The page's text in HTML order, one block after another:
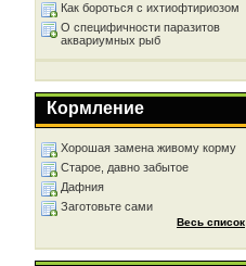
Как бороться с ихтиофтириозом
О специфичности паразитов
аквариумных рыб
Кормление
Хорошая замена живому корму
Старое, давно забытое
Дафния
Заготовьте сами
Весь список